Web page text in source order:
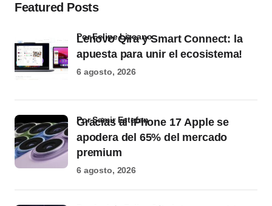
Featured Posts
Lenovo Qira y Smart Connect: la
apuesta para unir el ecosistema!
por Felipe Lizcano
6 agosto, 2026
Gracias al iPhone 17 Apple se
apodera del 65% del mercado
premium
por Samir Estefan
6 agosto, 2026